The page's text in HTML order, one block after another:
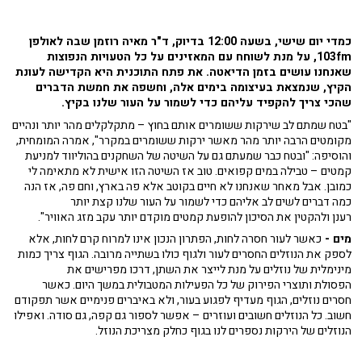
כמדי יום שישי, בשעה 12:00 בדיוק, ד"ר מאיה רוזמן שבה לאולפן
103fm, על מנת לשוחח עם המאזינים על כל הטעויות הנפוצות
שאנחנו עושים בזמן הדיאטה. את פתח התוכנית היא הקדישה לעונת
הקיץ, שנמצאת בעיצומה בימים אלה, וחשפה את חמשת הדברים
שהכי צריך להקפיד עליהם כדי לשמור על העור שלנו בקיץ.
"בטח שמתם לב שירקות ששומרים אותם בחוץ – מתקלקלים מהר יותר ונהיים
מקומטים הרבה יותר מהר מאשר ירקות ששומרים במקרר", אמרה המומחית,
והוסיפה: "ובטח כבר שמעתם גם על השיטה של השחקנים בהוליווד למניעת
קמטים – טבילה במים קפואים. טוב אז השיטה הזו אישית לא מתאימה לי
כמובן. אבל מאחר שאנחנו לא חיים בקוטב אלא פה בארץ, וחם פה, אז הנה
כמה דברים לשים לב אליהם כדי לשמור על העור שלנו קצת יותר
רענן ולהקטין את הסיכון להופעת קמטים מוקדם יותר עקב מזג האוויר".
מים - כאשר לעור חסרה לחות, הפתרון הנכון אינו למרוח קרם לחות, אלא
לספק את הנוזלים החסרים לעור ולגוף כולו בשתייה מרובה. הגוף צריך כמות
מינימלית של נוזלים על מנת לייצר את השתן, דרכו מפרישים את
הפסולת ותוצרי הפירוק של כל הפעילות המטבולית במשך היום. כאשר
חסרים נוזלים, הגוף מעדיף לפגוע בעור, ולא באיברים פנימיים אשר תפקודם
חשוב. כל הנוזלים חשובים ועוזרים – אפשר לספור גם קפה, גם סודה. ואפילו
הנוזלים של הירקות נספרים לנו בגוף כחלק מצריכת הנוזל.